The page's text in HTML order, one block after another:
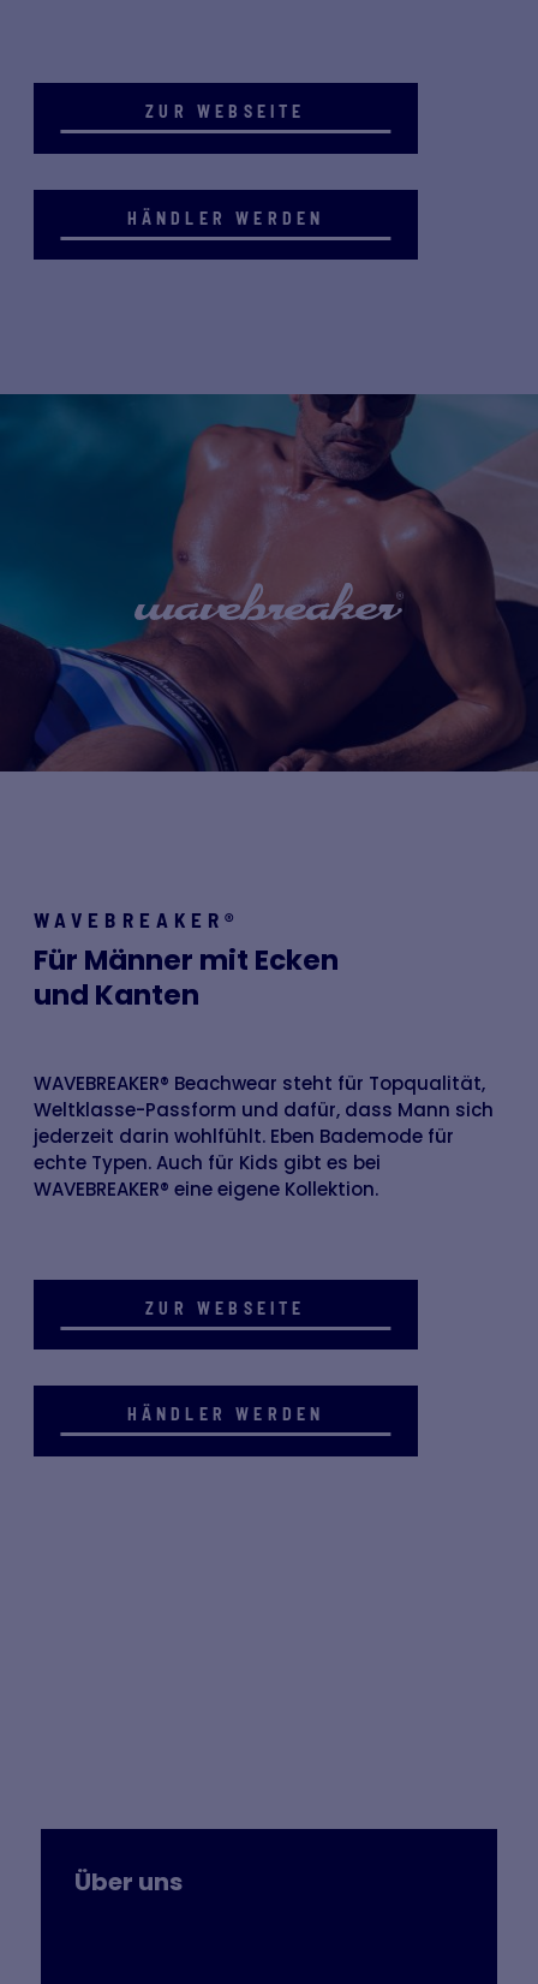
ZUR WEBSEITE
HÄNDLER WERDEN
WAVEBREAKER®
Für Männer mit Ecken
und Kanten
WAVEBREAKER® Beachwear steht für Topqualität,
Weltklasse-Passform und dafür, dass Mann sich
jederzeit darin wohlfühlt. Eben Bademode für
echte Typen. Auch für Kids gibt es bei
WAVEBREAKER® eine eigene Kollektion.
ZUR WEBSEITE
HÄNDLER WERDEN
Über uns